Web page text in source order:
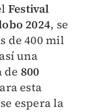
Festival
2024, se
de 400 mil
una
de 800
esta
espera la